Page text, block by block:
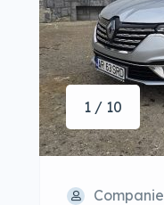
1 / 10
Companie